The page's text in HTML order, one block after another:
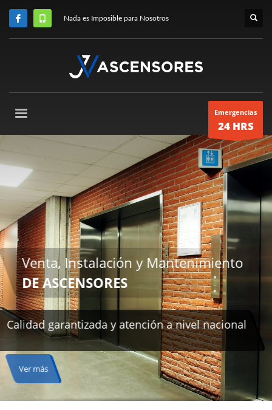
Nada es Imposible para Nosotros
Emergencias
24 HRS